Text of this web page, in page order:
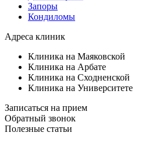
Запоры
Кондиломы
Адреса клиник
Клиника на Маяковской
Клиника на Арбате
Клиника на Сходненской
Клиника на Университете
Записаться на прием
Обратный звонок
Полезные статьи